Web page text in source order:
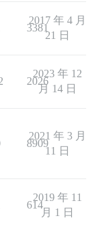
3381
2017 年 4 月
21 日
2026
2023 年 12
月 14 日
8909
2021 年 3 月
11 日
614
2019 年 11
月 1 日